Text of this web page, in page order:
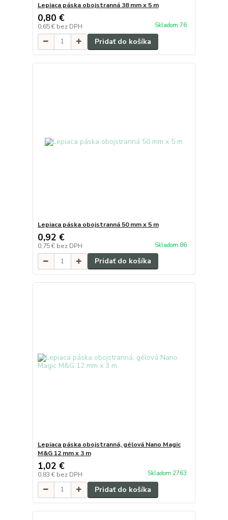
Lepiaca páska obojstranná 38 mm x 5 m
0,80 €
0,65 € bez DPH Skladom 76
Pridať do košíka
Lepiaca páska obojstranná 50 mm x 5 m
0,92 €
0,75 € bez DPH Skladom 86
Pridať do košíka
Lepiaca páska obojstranná, gélová Nano Magic
M&G 12 mm x 3 m
1,02 €
0,83 € bez DPH Skladom 2763
Pridať do košíka